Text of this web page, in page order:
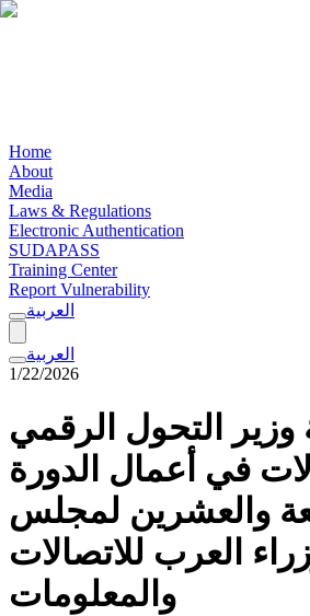
Home
About
Media
Laws & Regulations
Electronic Authentication
SUDAPASS
Training Center
Report Vulnerability
العربية
العربية
1/22/2026
التحول الرقمي
في أعمال الدورة
والعشرين لمجلس
العرب للاتصالات
والمعلومات